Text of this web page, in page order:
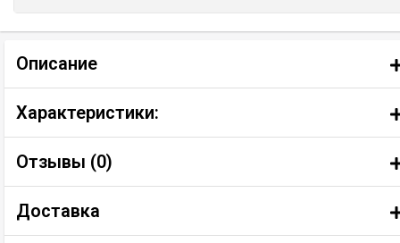
Описание
Характеристики:
Отзывы (0)
Доставка